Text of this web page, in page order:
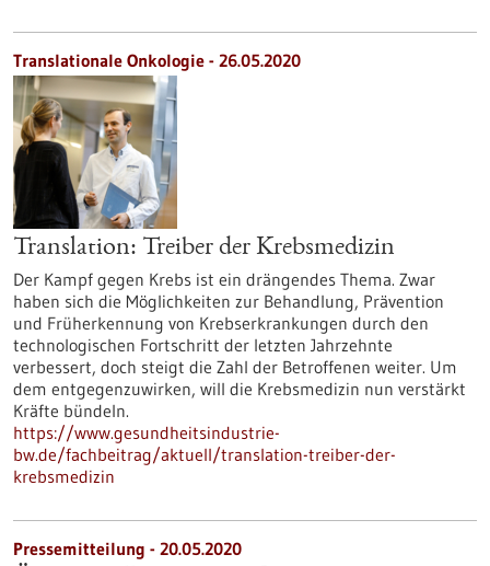
Translationale Onkologie - 26.05.2020
Translation: Treiber der Krebsmedizin
Der Kampf gegen Krebs ist ein drängendes Thema. Zwar
haben sich die Möglichkeiten zur Behandlung, Prävention
und Früherkennung von Krebserkrankungen durch den
technologischen Fortschritt der letzten Jahrzehnte
verbessert, doch steigt die Zahl der Betroffenen weiter. Um
dem entgegenzuwirken, will die Krebsmedizin nun verstärkt
Kräfte bündeln.
https://www.gesundheitsindustrie-
bw.de/fachbeitrag/aktuell/translation-treiber-der-
krebsmedizin
Pressemitteilung - 20.05.2020